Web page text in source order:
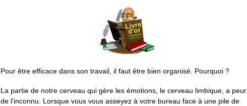
Pour être efficace dans son travail, il faut être bien organisé. Pourquoi ?
La partie de notre cerveau qui gère les émotions, le cerveau limbique, a peur
de l'inconnu. Lorsque vous vous asseyez à votre bureau face à une pile de